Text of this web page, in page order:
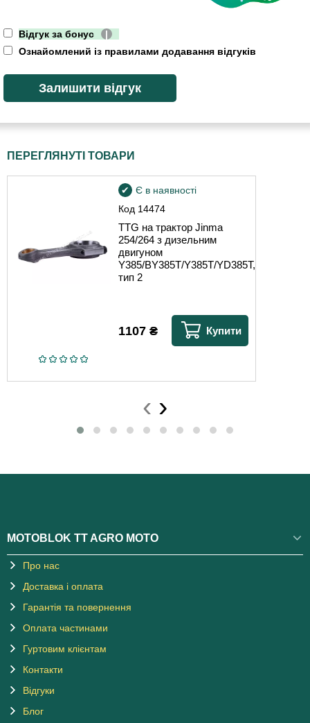
Відгук за бонус
|
Ознайомлений із правилами додавання відгуків
ПЕРЕГЛЯНУТІ ТОВАРИ
Код 14474
Є в наявності
TTG на трактор Jinma
254/264 з дизельним
двигуном
Y385/BY385T/Y385T/YD385T,
тип 2
1107 ₴ Купити
‹ ›
MOTOBLOK TT AGRO MOTO
Про нас
Доставка і оплата
Гарантія та повернення
Оплата частинами
Гуртовим клієнтам
Контакти
Відгуки
Блог